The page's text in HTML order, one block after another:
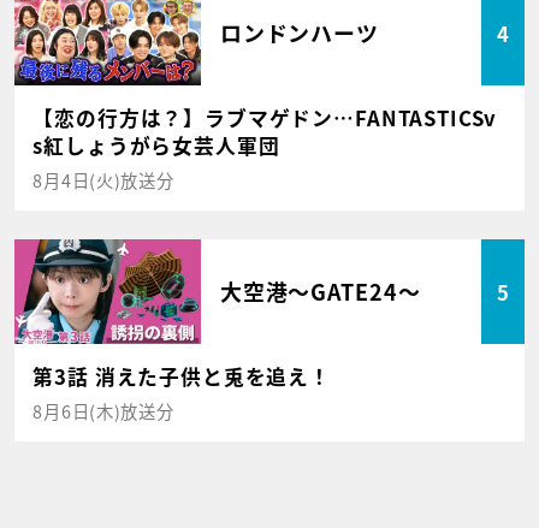
ロンドンハーツ 4
【恋の行方は？】ラブマゲドン…FANTASTICSv
s紅しょうがら女芸人軍団
8月4日(火)放送分
大空港～GATE24～ 5
第3話 消えた子供と兎を追え！
8月6日(木)放送分